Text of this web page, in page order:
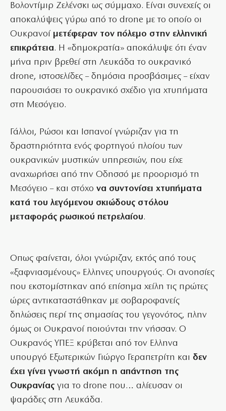
Βολοντίμιρ Ζελένσκι ως σύμμαχο. Είναι συνεχείς οι
αποκαλύψεις γύρω από το drοne με το οποίο οι
Ουκρανοί μετέφεραν τον πόλεμο στην ελληνική
επικράτεια. Η «δημοκρατία» αποκάλυψε ότι έναν
μήνα πριν βρεθεί στη Λευκάδα το ουκρανικό
drone, ιστοσελίδες – δημόσια προσβάσιμες – είχαν
παρουσιάσει το ουκρανικό σχέδιο για χτυπήματα
στη Μεσόγειο.
Γάλλοι, Ρώσοι και Ισπανοί γνώριζαν για τη
δραστηριότητα ενός φορτηγού πλοίου των
ουκρανικών μυστικών υπηρεσιών, που είχε
αναχωρήσει από την Οδησσό με προορισμό τη
Μεσόγειο – και στόχο να συντονίσει χτυπήματα
κατά του λεγόμενου σκιώδους στόλου
μεταφοράς ρωσικού πετρελαίου.
Οπως φαίνεται, όλοι γνώριζαν, εκτός από τους
«ξαφνιασμένους» Ελληνες υπουργούς. Οι ανοησίες
που εκστομίστηκαν από επίσημα χείλη τις πρώτες
ώρες αντικαταστάθηκαν με σοβαροφανείς
δηλώσεις περί της σημασίας του γεγονότος, πλην
όμως οι Ουκρανοί ποιούνται την νήσσαν. Ο
Ουκρανός ΥΠΕΞ κρύβεται από τον Ελληνα
υπουργό Εξωτερικών Γιώργο Γεραπετρίτη και δεν
έχει γίνει γνωστή ακόμη η απάντηση της
Ουκρανίας για το drone που… αλίευσαν οι
ψαράδες στη Λευκάδα.